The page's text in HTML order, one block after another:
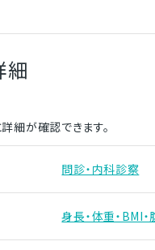
細
細が確認できます。
問診・内科診察
身長・体重・BMI・